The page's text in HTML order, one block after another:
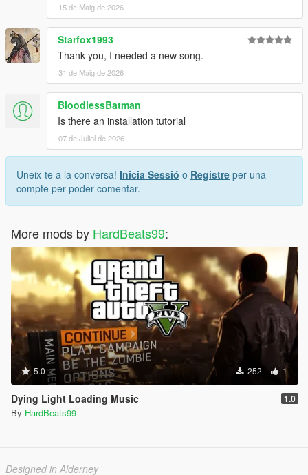
15 de Maig de 2026
Starfox1993
Thank you, I needed a new song.
31 de Maig de 2026
BloodlessBatman
Is there an installation tutorial
07 de Juliol de 2026
Uneix-te a la conversa! Inicia Sessió o Registre per una
compte per poder comentar.
More mods by HardBeats99:
5.0 252 1
Dying Light Loading Music 1.0
By HardBeats99
Designed in Alderney